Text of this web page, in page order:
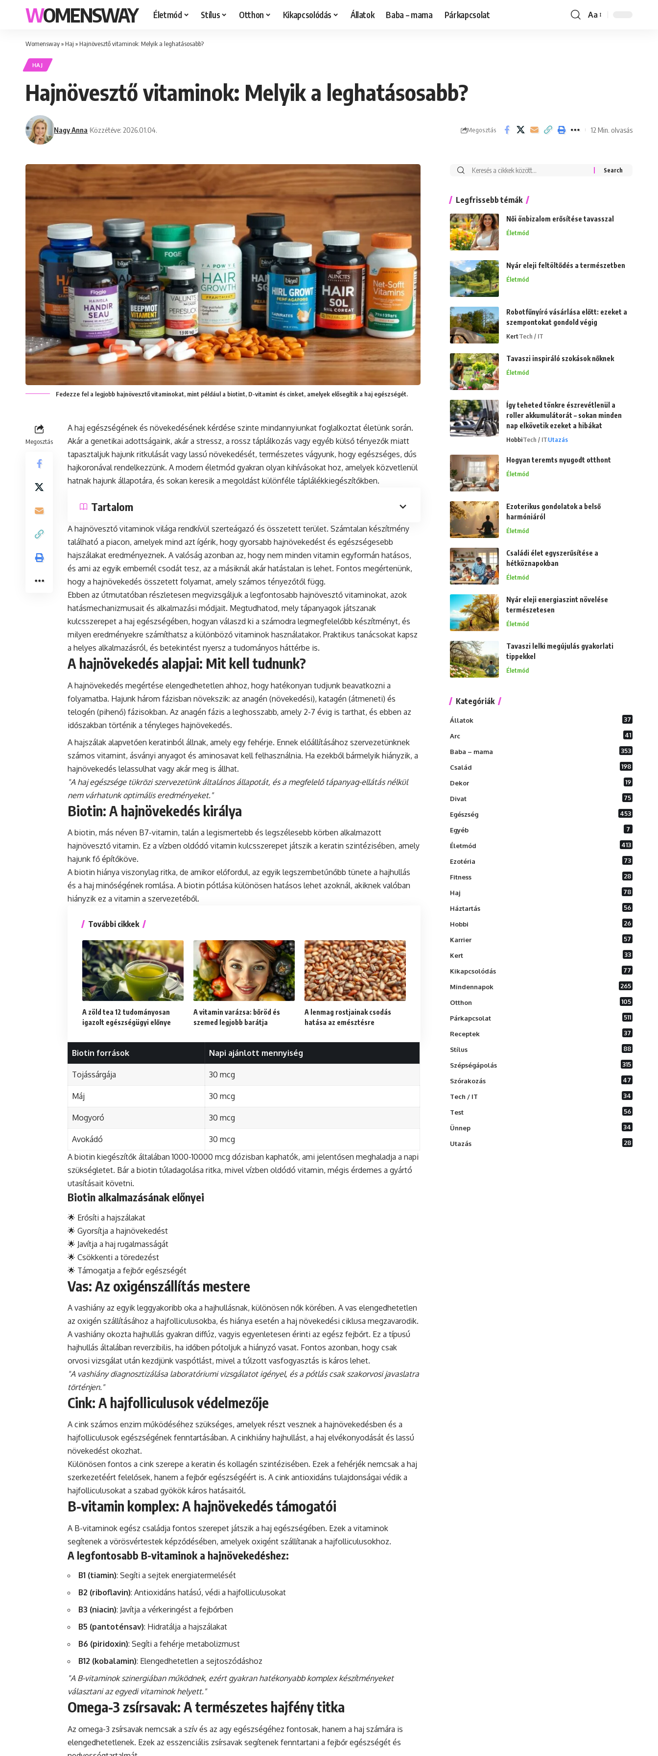
WOMENSWAY Életmód Stílus Otthon Kikapcsolódás Állatok Baba – mama Párkapcsolat
Font
Aa
Womensway» Haj » Hajnövesztő vitaminok: Melyik a leghatásosabb?
HAJ
Hajnövesztő vitaminok: Melyik a leghatásosabb?
Nagy Anna Közzétéve: 2026.01.04. Megosztás 12 Min. olvasás
Fedezze fel a legjobb hajnövesztő vitaminokat, mint például a biotint, D-vitamint és cinket, amelyek elősegítik a haj egészségét.
Megosztás
A haj egészségének és növekedésének kérdése szinte mindannyiunkat foglalkoztat életünk során.
Akár a genetikai adottságaink, akár a stressz, a rossz táplálkozás vagy egyéb külső tényezők miatt
tapasztaljuk hajunk ritkulását vagy lassú növekedését, természetes vágyunk, hogy egészséges, dús
hajkoronával rendelkezzünk. A modern életmód gyakran olyan kihívásokat hoz, amelyek közvetlenül
hatnak hajunk állapotára, és sokan keresik a megoldást különféle táplálékkiegészítőkben.
Tartalom
A hajnövesztő vitaminok világa rendkívül szerteágazó és összetett terület. Számtalan készítmény
található a piacon, amelyek mind azt ígérik, hogy gyorsabb hajnövekedést és egészségesebb
hajszálakat eredményeznek. A valóság azonban az, hogy nem minden vitamin egyformán hatásos,
és ami az egyik embernél csodát tesz, az a másiknál akár hatástalan is lehet. Fontos megértenünk,
hogy a hajnövekedés összetett folyamat, amely számos tényezőtől függ.
Ebben az útmutatóban részletesen megvizsgáljuk a legfontosabb hajnövesztő vitaminokat, azok
hatásmechanizmusait és alkalmazási módjait. Megtudhatod, mely tápanyagok játszanak
kulcsszerepet a haj egészségében, hogyan válaszd ki a számodra legmegfelelőbb készítményt, és
milyen eredményekre számíthatsz a különböző vitaminok használatakor. Praktikus tanácsokat kapsz
a helyes alkalmazásról, és betekintést nyersz a tudományos háttérbe is.
A hajnövekedés alapjai: Mit kell tudnunk?
A hajnövekedés megértése elengedhetetlen ahhoz, hogy hatékonyan tudjunk beavatkozni a
folyamatba. Hajunk három fázisban növekszik: az anagén (növekedési), katagén (átmeneti) és
telogén (pihenő) fázisokban. Az anagén fázis a leghosszabb, amely 2-7 évig is tarthat, és ebben az
időszakban történik a tényleges hajnövekedés.
A hajszálak alapvetően keratinból állnak, amely egy fehérje. Ennek előállításához szervezetünknek
számos vitamint, ásványi anyagot és aminosavat kell felhasználnia. Ha ezekből bármelyik hiányzik, a
hajnövekedés lelassulhat vagy akár meg is állhat.
"A haj egészsége tükrözi szervezetünk általános állapotát, és a megfelelő tápanyag-ellátás nélkül
nem várhatunk optimális eredményeket."
Biotin: A hajnövekedés királya
A biotin, más néven B7-vitamin, talán a legismertebb és legszélesebb körben alkalmazott
hajnövesztő vitamin. Ez a vízben oldódó vitamin kulcsszerepet játszik a keratin szintézisében, amely
hajunk fő építőköve.
A biotin hiánya viszonylag ritka, de amikor előfordul, az egyik legszembetűnőbb tünete a hajhullás
és a haj minőségének romlása. A biotin pótlása különösen hatásos lehet azoknál, akiknek valóban
hiányzik ez a vitamin a szervezetéből.
További cikkek
A zöld tea 12 tudományosan
igazolt egészségügyi előnye
A vitamin varázsa: bőröd és
szemed legjobb barátja
A lenmag rostjainak csodás
hatása az emésztésre
Biotin források Napi ajánlott mennyiség
Tojássárgája 30 mcg
Máj 30 mcg
Mogyoró 30 mcg
Avokádó
30 mcg
A biotin kiegészítők általában 1000-10000 mcg dózisban kaphatók, ami jelentősen meghaladja a napi
szükségletet. Bár a biotin túladagolása ritka, mivel vízben oldódó vitamin, mégis érdemes a gyártó
utasításait követni.
Biotin alkalmazásának előnyei
🌟 Erősíti a hajszálakat
🌟 Gyorsítja a hajnövekedést
🌟 Javítja a haj rugalmasságát
🌟 Csökkenti a töredezést
🌟 Támogatja a fejbőr egészségét
Vas: Az oxigénszállítás mestere
A vashiány az egyik leggyakoribb oka a hajhullásnak, különösen nők körében. A vas elengedhetetlen
az oxigén szállításához a hajfolliculusokba, és hiánya esetén a haj növekedési ciklusa megzavarodik.
A vashiány okozta hajhullás gyakran diffúz, vagyis egyenletesen érinti az egész fejbőrt. Ez a típusú
hajhullás általában reverzibilis, ha időben pótoljuk a hiányzó vasat. Fontos azonban, hogy csak
orvosi vizsgálat után kezdjünk vaspótlást, mivel a túlzott vasfogyasztás is káros lehet.
"A vashiány diagnosztizálása laboratóriumi vizsgálatot igényel, és a pótlás csak szakorvosi javaslatra
történjen."
Cink: A hajfolliculusok védelmezője
A cink számos enzim működéséhez szükséges, amelyek részt vesznek a hajnövekedésben és a
hajfolliculusok egészségének fenntartásában. A cinkhiány hajhullást, a haj elvékonyodását és lassú
növekedést okozhat.
Különösen fontos a cink szerepe a keratin és kollagén szintézisében. Ezek a fehérjék nemcsak a haj
szerkezetéért felelősek, hanem a fejbőr egészségéért is. A cink antioxidáns tulajdonságai védik a
hajfolliculusokat a szabad gyökök káros hatásaitól.
B-vitamin komplex: A hajnövekedés támogatói
A B-vitaminok egész családja fontos szerepet játszik a haj egészségében. Ezek a vitaminok
segítenek a vörösvértestek képződésében, amelyek oxigént szállítanak a hajfolliculusokhoz.
A legfontosabb B-vitaminok a hajnövekedéshez:
B1 (tiamin): Segíti a sejtek energiatermelését
B2 (riboflavin): Antioxidáns hatású, védi a hajfolliculusokat
B3 (niacin): Javítja a vérkeringést a fejbőrben
B5 (pantoténsav): Hidratálja a hajszálakat
B6 (piridoxin): Segíti a fehérje metabolizmust
B12 (kobalamin): Elengedhetetlen a sejtoszódáshoz
"A B-vitaminok szinergiában működnek, ezért gyakran hatékonyabb komplex készítményeket
választani az egyedi vitaminok helyett."
Omega-3 zsírsavak: A természetes hajfény titka
Az omega-3 zsírsavak nemcsak a szív és az agy egészségéhez fontosak, hanem a haj számára is
elengedhetetlenek. Ezek az esszenciális zsírsavak segítenek fenntartani a fejbőr egészségét és
Keresés:
Legfrissebb témák
Női önbizalom erősítése tavasszal
Életmód
Nyár eleji feltöltődés a természetben
Életmód
Robotfűnyíró vásárlása előtt: ezeket a
szempontokat gondold végig
KertTech / IT
Tavaszi inspiráló szokások nőknek
Életmód
Így teheted tönkre észrevétlenül a
roller akkumulátorát – sokan minden
nap elkövetik ezeket a hibákat
HobbiTech / ITUtazás
Hogyan teremts nyugodt otthont
Életmód
Ezoterikus gondolatok a belső
harmóniáról
Életmód
Családi élet egyszerűsítése a
hétköznapokban
Életmód
Nyár eleji energiaszint növelése
természetesen
Életmód
Tavaszi lelki megújulás gyakorlati
tippekkel
Életmód
Kategóriák
Állatok 37
Arc 41
Baba – mama 353
Család 198
Dekor 19
Divat 75
Egészség 453
Egyéb 7
Életmód 413
Ezotéria 73
Fitness 28
Haj 78
Háztartás 56
Hobbi 26
Karrier 57
Kert 33
Kikapcsolódás 77
Mindennapok 265
Otthon 105
Párkapcsolat 511
Receptek 37
Stílus 88
Szépségápolás 315
Szórakozás 47
Tech / IT 34
Test 56
Ünnep 34
Utazás 28